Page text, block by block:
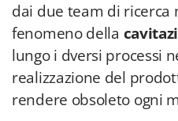
dai due team di ricerca
fenomeno della
lungo i dversi processi
realizzazione del
rendere obsoleto ogni